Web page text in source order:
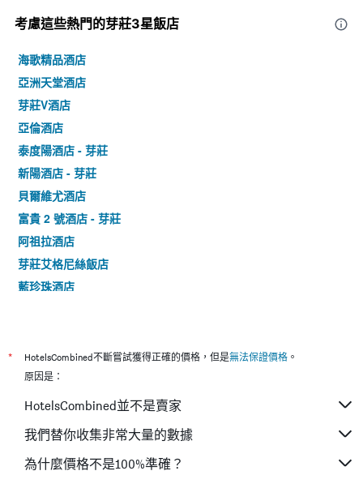
考慮這些熱門的芽莊3星​飯店
海歌精品酒店
亞洲天堂酒店
芽莊V酒店
亞倫酒店
泰度陽酒店 - 芽莊
新陽酒店 - 芽莊
貝爾維尤酒店
富貴 2 號酒店 - 芽莊
阿祖拉酒店
芽莊艾格尼絲飯店
藍珍珠酒店
黃金雨 2 酒店 - 芽莊
戈西亞酒店
* HotelsCombined不斷嘗試獲得正確的價格，但是無法保證價格 。
原因是：
HotelsCombined並不是賣家
我們替你收集非常大量的數據
為什麼價格不是100%準確？